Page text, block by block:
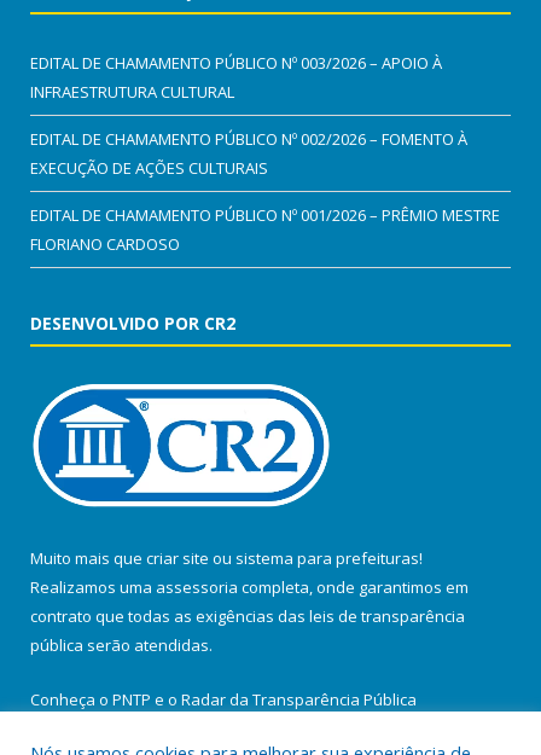
EDITAL DE CHAMAMENTO PÚBLICO Nº 003/2026 – APOIO À
INFRAESTRUTURA CULTURAL
EDITAL DE CHAMAMENTO PÚBLICO Nº 002/2026 – FOMENTO À
EXECUÇÃO DE AÇÕES CULTURAIS
EDITAL DE CHAMAMENTO PÚBLICO Nº 001/2026 – PRÊMIO MESTRE
FLORIANO CARDOSO
DESENVOLVIDO POR CR2
Muito mais que criar site ou sistema para prefeituras!
Realizamos uma assessoria completa, onde garantimos em
contrato que todas as exigências das leis de transparência
pública serão atendidas.
Conheça o PNTP e o Radar da Transparência Pública